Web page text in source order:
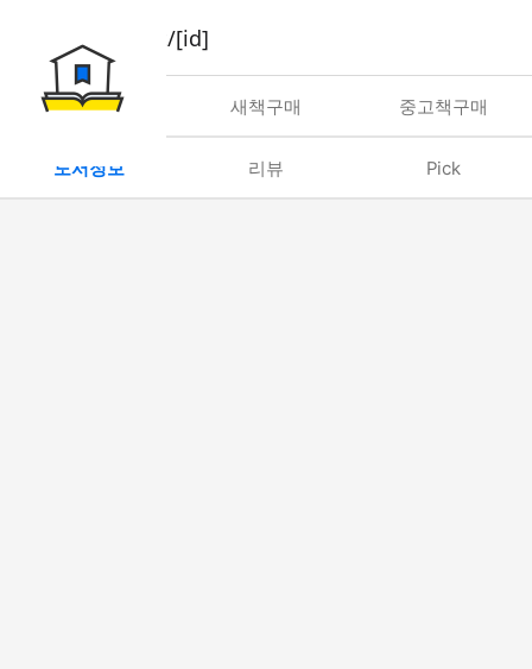
book/rent/[id]
대여 새책구매 중고책구매
도서정보 리뷰 Pick